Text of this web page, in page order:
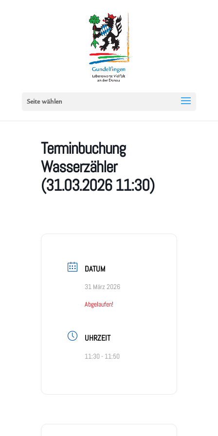
Seite wählen
Terminbuchung
Wasserzähler
(31.03.2026 11:30)
DATUM
31 März 2026
Abgelaufen!
UHRZEIT
11:30 - 11:50